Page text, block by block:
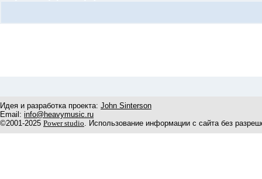
Идея и разработка проекта: John Sinterson
Email: info@heavymusic.ru
©2001-2025 Power studio. Использование информации с сайта без